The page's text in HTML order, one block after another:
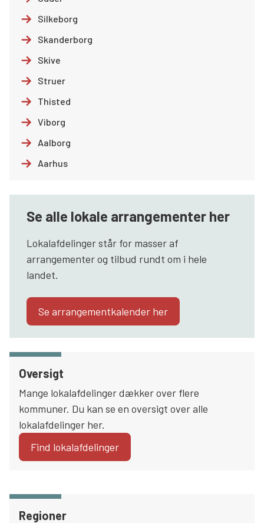
Silkeborg
Skanderborg
Skive
Struer
Thisted
Viborg
Aalborg
Aarhus
Se alle lokale arrangementer her
Lokalafdelinger står for masser af
arrangementer og tilbud rundt om i hele
landet.
Se arrangementkalender her
Oversigt
Mange lokalafdelinger dækker over flere
kommuner. Du kan se en oversigt over alle
lokalafdelinger her.
Find lokalafdelinger
Regioner